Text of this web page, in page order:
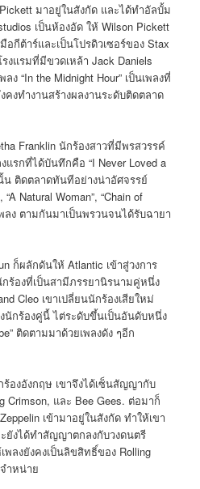
มาอยู่ในสังกัด และได้ทำอัลบั้ม
เป็นห้องอัด ให้ Wilson Pickett
อกีต้าร์และเป็นโปรดิวเซอร์ของ Stax
งแรมที่มีขวดเหล้า Jack Daniels
“In the Midnight Hour” เป็นเพลงที่
งทำงานสร้างผลงานระดับติดตลาด
Franklin นักร้องสาวที่มีพรสวรรค์
แรกที่ได้บันทึกคือ “I Never Loved a
น ติดตลาดทันทีอย่างน่าอัศจรรย์
Natural Woman”, “Chain of
ลง ตามกันมาเป็นพรวนจนได้รับฉายา
ก็ผลักดันให้ Atlantic เข้าสู่วงการ
ร้องที่เป็นสามีภรรยานิรนามคู่หนึ่ง
Cleo เขาเปลี่ยนนักร้องเสียใหม่
งนักร้องคู่นี้ ไต่ระดับขึ้นเป็นอันดับหนึ่ง
ติดตามมาด้วยเพลงดัง ๆอีก
องอังกฤษ เขาจึงได้เซ็นสัญญากับ
Crimson, และ Bee Gees. ต่อมาก็
เข้ามาอยู่ในสังกัด ทำให้เขา
ยังได้ทำสัญญาตกลงกับวงดนตรี
พลงยังคงเป็นลิขสิทธิ์ของ Rolling
ำหน่าย